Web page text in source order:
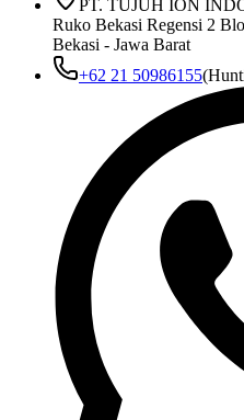
PT. TUJUH ION
Ruko Bekasi Regensi 2
Bekasi - Jawa Barat
+62 21 50986155